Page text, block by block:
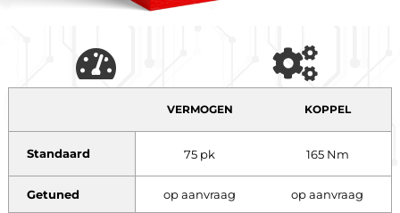
VERMOGEN KOPPEL
Standaard 75 pk 165 Nm
Getuned op aanvraag op aanvraag